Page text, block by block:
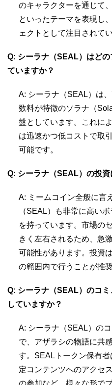
のキャラクターを通じて
といったテーマを表現し
ェクトとして注目されてい
Q: シーラナ（SEAL）はど
ていますか？
A: シーラナ（SEAL）は
数料が特徴のソラナ（
盤としています。これに
は迅速かつ低コストで取
可能です。
Q: シーラナ（SEAL）の投
A: ミームコイン全般に言
（SEAL）も非常に高い
を持っています。市場の
きく左右されるため、急
可能性があります。投資
の範囲内で行うことが推
Q: シーラナ（SEAL）のコ
していますか？
A: シーラナ（SEAL）の
で、アザラシの物語に共
す。SEALトークン保有
定コンテンツへのアクセ
の参加など、様々な形で